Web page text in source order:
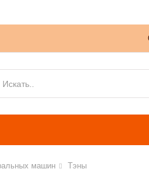
машин Тэны